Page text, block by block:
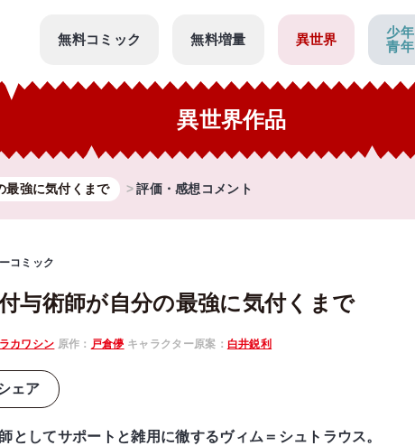
無料コミック 無料増量 異世界
少年
青年
異世界作品
最強に気付くまで 評価・感想コメント
コミック
与術師が自分の最強に気付くまで
カワシン 原作： 戸倉儚 キャラクター原案： 白井鋭利
ェア
としてサポートと雑用に徹するヴィム＝シュトラウス。